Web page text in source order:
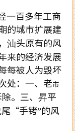
一百多年工商
的城市扩展建
汕头原有的风
来的经济发展
每被人为毁坏
处：一、老市
。三、昇平
“手铐”的风